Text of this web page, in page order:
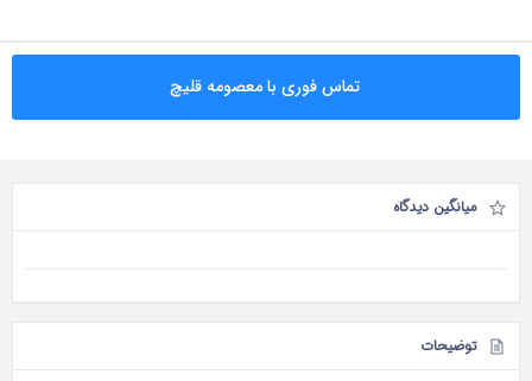
تماس فوری با معصومه قلیچ
میانگین دیدگاه
توضیحات